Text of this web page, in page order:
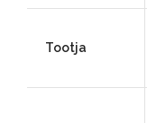
Tootja